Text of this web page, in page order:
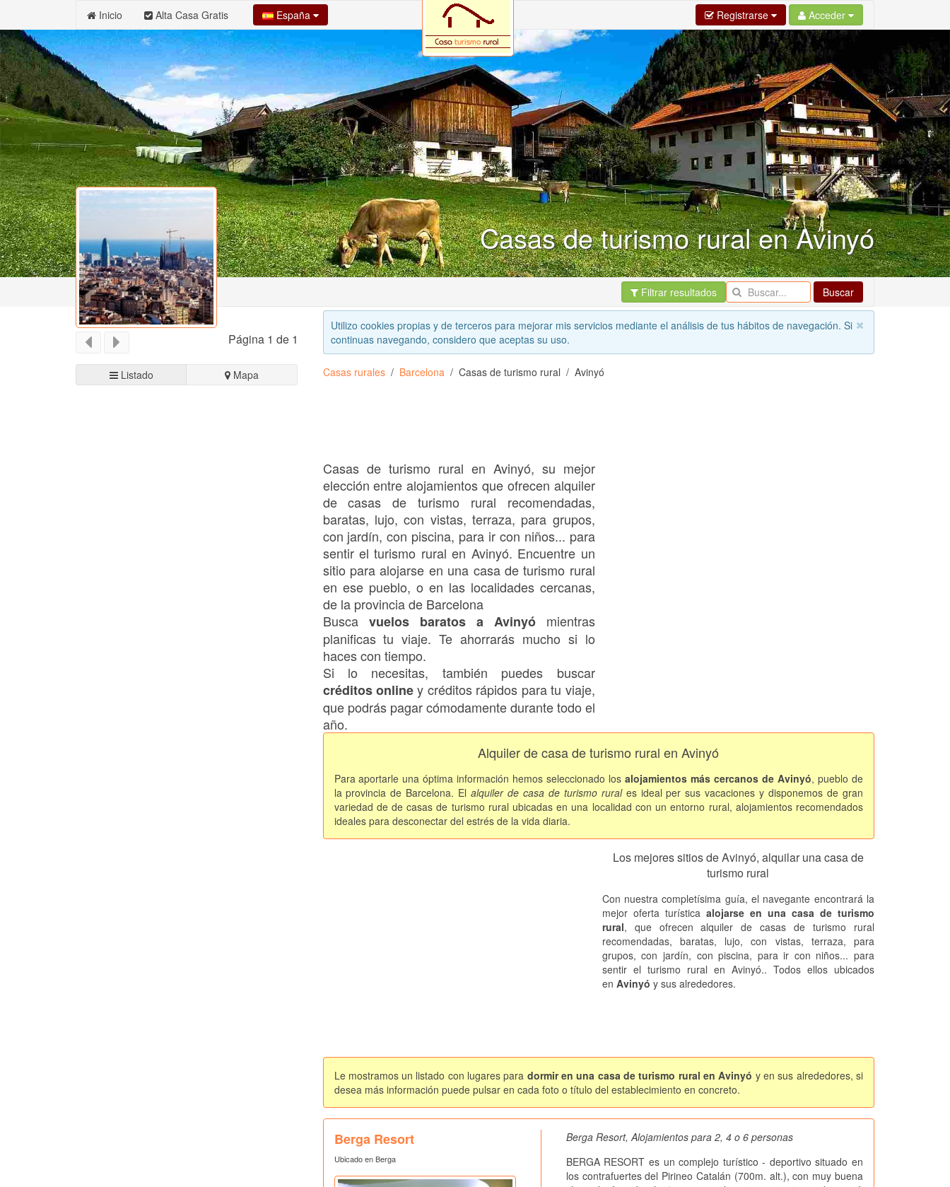
Inicio Alta Casa Gratis España Registrarse Acceder
Casas de turismo rural en Avinyó
Filtrar resultados Buscar
Página 1 de 1
Listado Mapa
Utilizo cookies propias y de terceros para mejorar mis servicios mediante el análisis de tus hábitos de navegación. Si
continuas navegando, considero que aceptas su uso.
Casas rurales Barcelona Casas de turismo rural Avinyó
Casas de turismo rural en Avinyó, su mejor
elección entre alojamientos que ofrecen alquiler
de casas de turismo rural recomendadas,
baratas, lujo, con vistas, terraza, para grupos,
con jardín, con piscina, para ir con niños... para
sentir el turismo rural en Avinyó. Encuentre un
sitio para alojarse en una casa de turismo rural
en ese pueblo, o en las localidades cercanas,
de la provincia de Barcelona
Busca vuelos baratos a Avinyómientras
planificas tu viaje. Te ahorrarás mucho si lo
haces con tiempo.
Si lo necesitas, también puedes buscar
créditos onliney créditos rápidos para tu viaje,
que podrás pagar cómodamente durante todo el
año.
Alquiler de casa de turismo rural en Avinyó
Para aportarle una óptima información hemos seleccionado losalojamientos más cercanos de Avinyó, pueblo de
la provincia de Barcelona. Elalquiler de casa de turismo rurales ideal per sus vacaciones y disponemos de gran
variedad de de casas de turismo rural ubicadas en una localidad con un entorno rural, alojamientos recomendados
ideales para desconectar del estrés de la vida diaria.
Los mejores sitios de Avinyó, alquilar una casa de
turismo rural
Con nuestra completísima guía, el navegante encontrará la
mejor oferta turística alojarse en una casa de turismo
rural, que ofrecen alquiler de casas de turismo rural
recomendadas, baratas, lujo, con vistas, terraza, para
grupos, con jardín, con piscina, para ir con niños... para
sentir el turismo rural en Avinyó.. Todos ellos ubicados
en Avinyó y sus alrededores.
Le mostramos un listado con lugares para dormir en una casa de turismo rural en Avinyó y en sus alrededores, si
desea más información puede pulsar en cada foto o título del establecimiento en concreto.
Berga Resort
Ubicado en Berga
Berga Resort, Alojamientos para 2, 4 o 6 personas
BERGA RESORT es un complejo turístico - deportivo situado en
los contrafuertes del Pirineo Catalán (700m. alt.), con muy buena